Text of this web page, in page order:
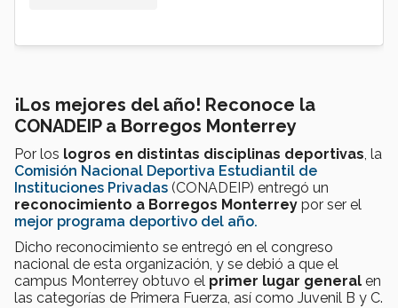
¡Los mejores del año! Reconoce la
CONADEIP a Borregos Monterrey
Por los logros en distintas disciplinas deportivas, la
Comisión Nacional Deportiva Estudiantil de
Instituciones Privadas (CONADEIP) entregó un
reconocimiento a Borregos Monterrey por ser el
mejor programa deportivo del año.
Dicho reconocimiento se entregó en el congreso
nacional de esta organización, y se debió a que el
campus Monterrey obtuvo el primer lugar general en
las categorías de Primera Fuerza, así como Juvenil B y C.